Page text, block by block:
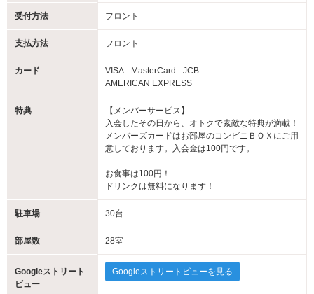
受付方法 フロント
支払方法 フロント
カード VISA MasterCard
JCB
AMERICAN EXPRESS
特典
【メンバーサービス】
入会したその日から、オトクで素敵な特典が満載！
メンバーズカードはお部屋のコンビニＢＯＸにご用
意しております。入会金は100円です。
お食事は100円！
ドリンクは無料になります！
駐車場 30台
部屋数 28室
Googleストリート
ビュー
Googleストリートビューを見る